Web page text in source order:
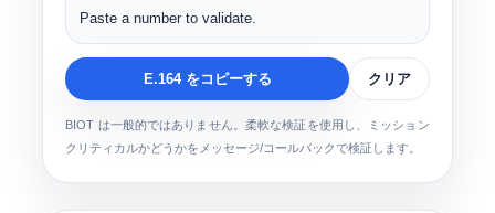
Paste a number to validate.
E.164 をコピーする クリア
BIOT は一般的ではありません。柔軟な検証を使用し、ミッション
クリティカルかどうかをメッセージ/コールバックで検証します。